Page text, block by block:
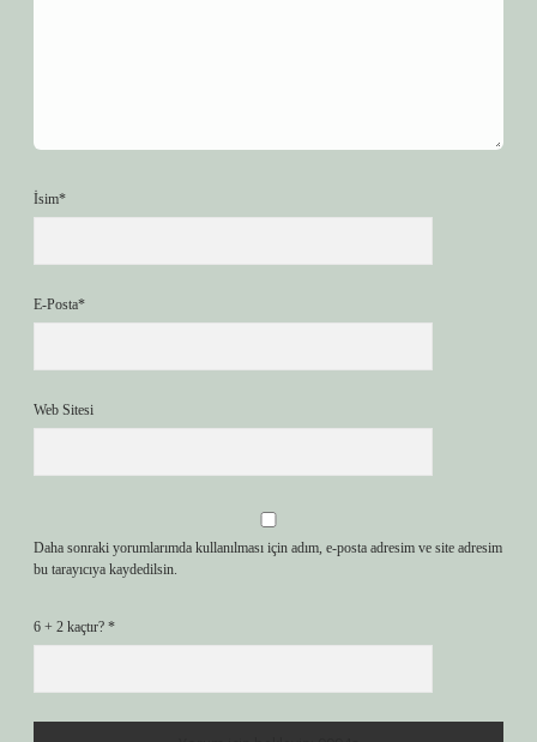
İsim*
E-Posta*
Web Sitesi
Daha sonraki yorumlarımda kullanılması için adım, e-posta adresim ve site adresim
bu tarayıcıya kaydedilsin.
6 + 2 kaçtır? *